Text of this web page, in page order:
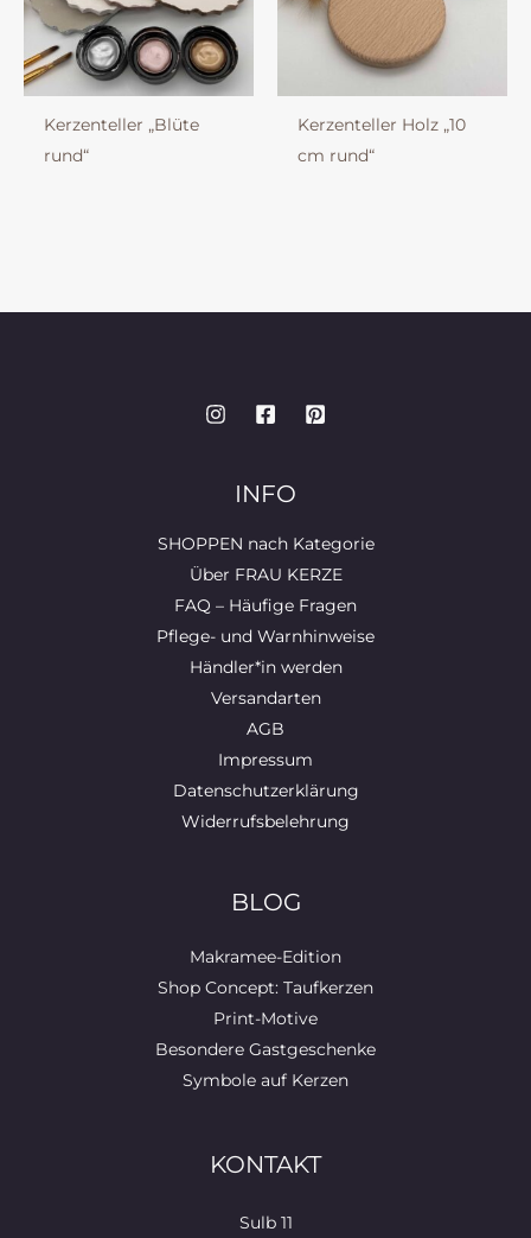
Kerzenteller „Blüte
rund“
Kerzenteller Holz „10
cm rund“
INFO
SHOPPEN nach Kategorie
Über FRAU KERZE
FAQ – Häufige Fragen
Pflege- und Warnhinweise
Händler*in werden
Versandarten
AGB
Impressum
Datenschutzerklärung
Widerrufsbelehrung
BLOG
Makramee-Edition
Shop Concept: Taufkerzen
Print-Motive
Besondere Gastgeschenke
Symbole auf Kerzen
KONTAKT
Sulb 11